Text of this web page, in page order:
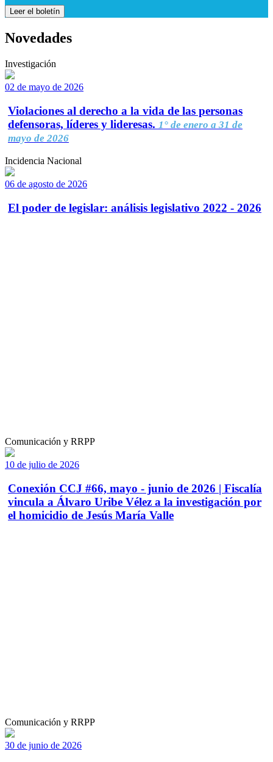
Leer el boletín
Novedades
Investigación
02 de mayo de 2026
Violaciones al derecho a la vida de las personas
defensoras, líderes y lideresas. 1° de enero a 31 de
mayo de 2026
Incidencia Nacional
06 de agosto de 2026
El poder de legislar: análisis legislativo 2022 - 2026
Comunicación y RRPP
10 de julio de 2026
Conexión CCJ #66, mayo - junio de 2026 | Fiscalía
vincula a Álvaro Uribe Vélez a la investigación por
el homicidio de Jesús María Valle
Comunicación y RRPP
30 de junio de 2026